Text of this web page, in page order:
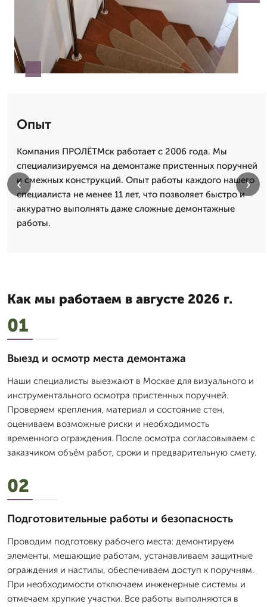
Опыт
Компания ПРОЛЁТМск работает с 2006 года. Мы
специализируемся на демонтаже пристенных поручней
и смежных конструкций. Опыт работы каждого нашего
специалиста не менее 11 лет, что позволяет быстро и
аккуратно выполнять даже сложные демонтажные
работы.
‹ ›
Как мы работаем в августе 2026 г.
01
Выезд и осмотр места демонтажа
Наши специалисты выезжают в Москве для визуального и
инструментального осмотра пристенных поручней.
Проверяем крепления, материал и состояние стен,
оцениваем возможные риски и необходимость
временного ограждения. После осмотра согласовываем с
заказчиком объём работ, сроки и предварительную смету.
02
Подготовительные работы и безопасность
Проводим подготовку рабочего места: демонтируем
элементы, мешающие работам, устанавливаем защитные
ограждения и настилы, обеспечиваем доступ к поручням.
При необходимости отключаем инженерные системы и
отмечаем хрупкие участки. Все работы выполняются в